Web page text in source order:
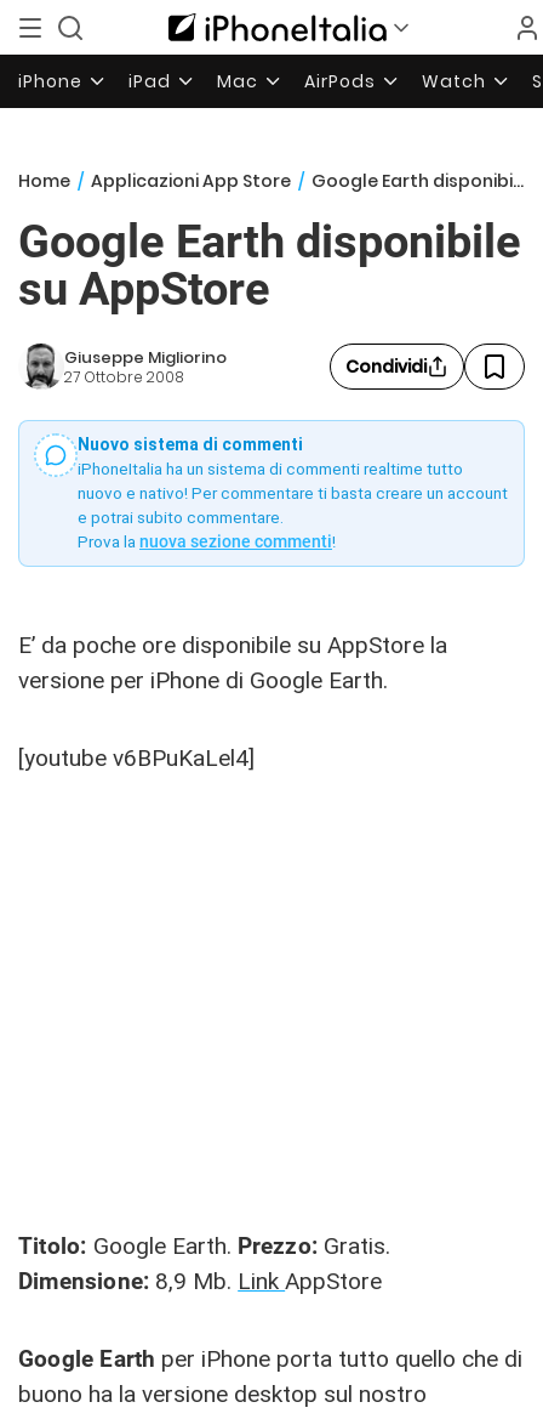
iPhone iPad Mac AirPods Watch
Home / Applicazioni App Store / Google Earth disponibile su AppStore
Google Earth disponibile
su AppStore
Giuseppe Migliorino
27 Ottobre 2008 Condividi
Nuovo sistema di commenti
iPhoneItalia ha un sistema di commenti realtime tutto
nuovo e nativo! Per commentare ti basta creare un account
e potrai subito commentare.
Prova la nuova sezione commenti!
E’ da poche ore disponibile su AppStore la
versione per iPhone di Google Earth.
[youtube v6BPuKaLel4]
Titolo: Google Earth. Prezzo: Gratis.
Dimensione: 8,9 Mb. LinkAppStore
Google Earth per iPhone porta tutto quello che di
buono ha la versione desktop sul nostro